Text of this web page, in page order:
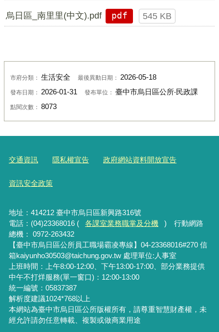
烏日區_南里里(中文).pdf pdf 545 KB
市府分類： 生活安全 最後異動日期： 2026-05-18
發布日期： 2026-01-31 發布單位： 臺中市烏日區公所‧民政課
點閱次數： 8073
交通資訊 隱私權宣告 政府網站資料開放宣告
資訊安全政策
地址：414212 臺中市烏日區新興路316號
電話：(04)23368016 (
各課室業務職掌及分機
) 行動網路
總機： 0972-263432
【臺中市烏日區公所員工職場霸凌專線】04-23368016#270 信
箱kaiyunho30503@taichung.gov.tw 處理單位:人事室
上班時間：上午8:00-12:00、下午13:00-17:00、部分業務提供
中午不打烊服務(單一窗口)：12:00-13:00
統一編號：05837387
解析度建議1024*768以上
本網站為臺中市烏日區公所版權所有，請尊重智慧財產權，未
經允許請勿任意轉載、複製或做商業用途